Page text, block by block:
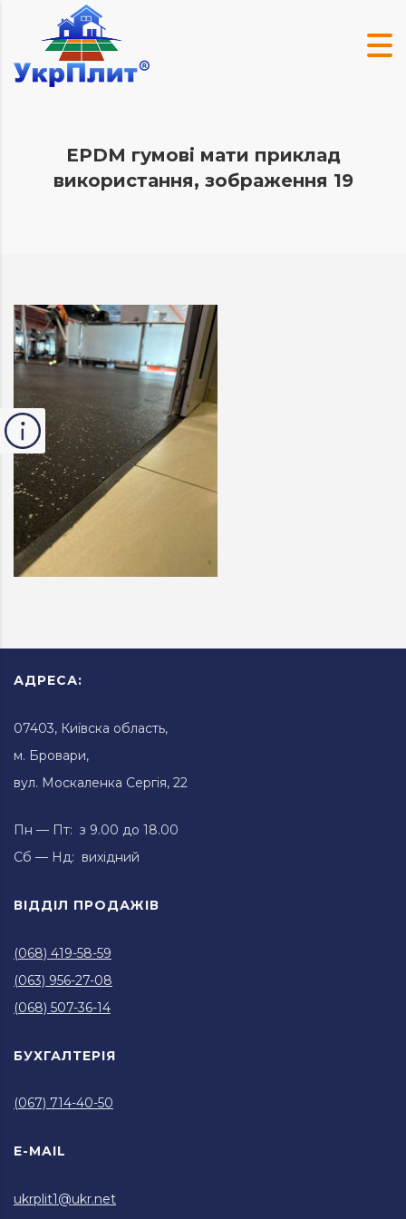
EPDM гумові мати приклад
використання, зображення 19
АДРЕСА:
07403, Київска область,
м. Бровари,
вул. Москаленка Сергія, 22
Пн — Пт: з 9.00 до 18.00
Сб — Нд: вихідний
ВІДДІЛ ПРОДАЖІВ
(068) 419-58-59
(063) 956-27-08
(068) 507-36-14
БУХГАЛТЕРІЯ
(067) 714-40-50
E-MAIL
ukrplit1@ukr.net